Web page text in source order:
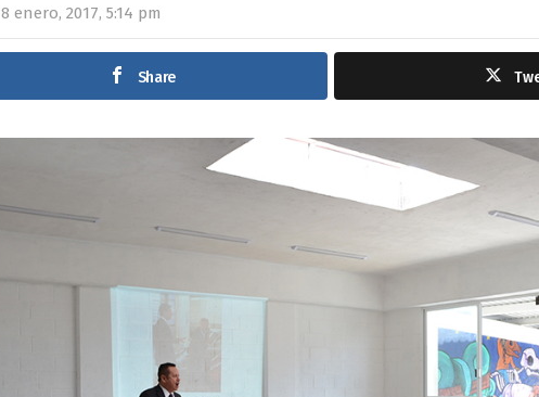
enero, 2017, 5:14 pm
Share